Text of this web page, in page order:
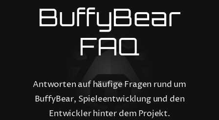
BUFFYBEAR
Studio
BuffyBear
FAQ
Antworten auf häufige Fragen rund um
BuffyBear, Spieleentwicklung und den
Entwickler hinter dem Projekt.